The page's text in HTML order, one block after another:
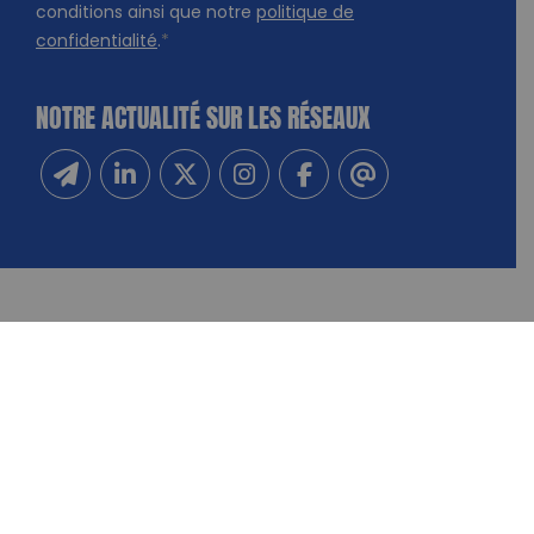
conditions ainsi que notre politique de
confidentialité.*
NOTRE ACTUALITÉ SUR LES RÉSEAUX